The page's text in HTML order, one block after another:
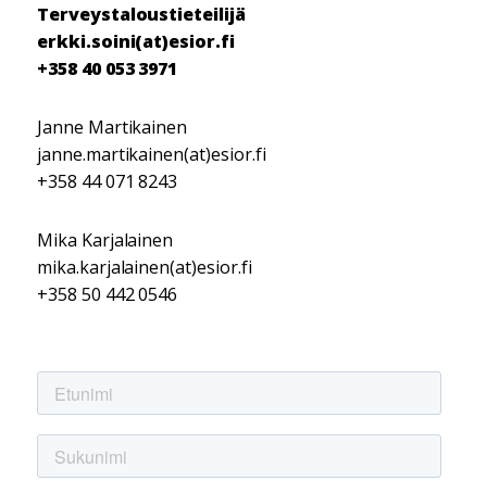
Terveystaloustieteilijä
erkki.soini(at)esior.fi
+358 40 053 3971
Janne Martikainen
janne.martikainen(at)esior.fi
+358 44 071 8243
Mika Karjalainen
mika.karjalainen(at)esior.fi
+358 50 442 0546